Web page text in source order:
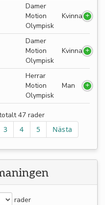
Damer
Motion
Olympisk
Kvinna
Damer
Motion
Olympisk
Kvinna
Herrar
Motion
Olympisk
Man
47 rader
3 4 5 Nästa
rader